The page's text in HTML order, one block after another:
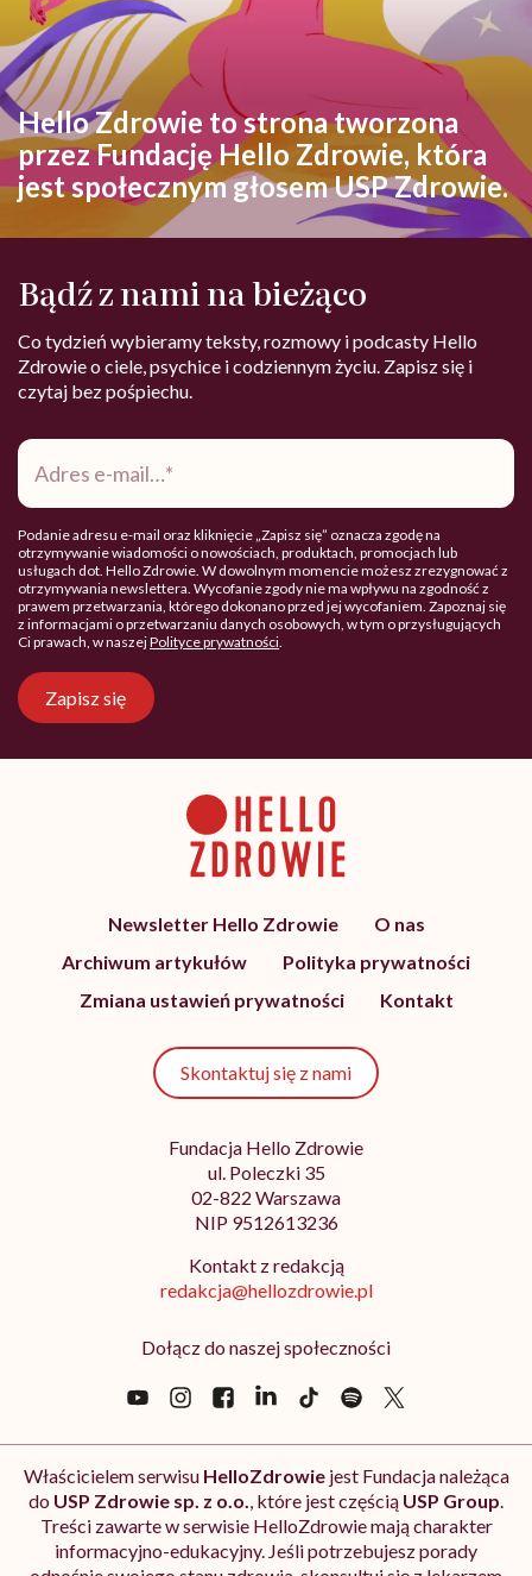
Hello Zdrowie to strona tworzona
przez Fundację Hello Zdrowie, która
jest społecznym głosem USP Zdrowie.
Bądź z nami na bieżąco
Co tydzień wybieramy teksty, rozmowy i podcasty Hello
Zdrowie o ciele, psychice i codziennym życiu. Zapisz się i
czytaj bez pośpiechu.
Adres
mail*
Podanie adresu e-mail oraz kliknięcie „Zapisz się” oznacza zgodę na
otrzymywanie wiadomości o nowościach, produktach, promocjach lub
usługach dot. Hello Zdrowie. W dowolnym momencie możesz zrezygnować z
otrzymywania newslettera. Wycofanie zgody nie ma wpływu na zgodność z
prawem przetwarzania, którego dokonano przed jej wycofaniem. Zapoznaj się
z informacjami o przetwarzaniu danych osobowych, w tym o przysługujących
Ci prawach, w naszejPolityce prywatności.
Zapisz się
Newsletter Hello Zdrowie
O nas
Archiwum artykułów
Polityka prywatności
Zmiana ustawień prywatności
Kontakt
Skontaktuj się z nami
Fundacja Hello Zdrowie
ul. Poleczki 35
02-822 Warszawa
NIP 9512613236
Kontakt z redakcją
redakcja@hellozdrowie.pl
Dołącz do naszej społeczności
Właścicielem serwisu HelloZdrowiejest Fundacja należąca
do USP Zdrowie sp. z o.o., które jest częścią USP Group.
Treści zawarte w serwisie HelloZdrowie mają charakter
informacyjno-edukacyjny. Jeśli potrzebujesz porady